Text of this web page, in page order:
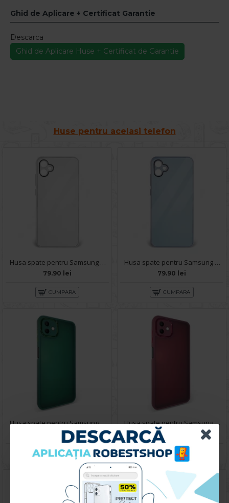
Ghid de Aplicare + Certificat Garantie
Descarca
Ghid de Aplicare Huse + Certificat de Garantie
Huse pentru acelasi telefon
Husa spate pentru Samsung Galaxy A04E- Lito Case Alb
79.90 lei
CUMPARA
Husa spate pentru Samsung Galaxy A04E- Lito Case Sierra Bleu
79.90 lei
CUMPARA
Husa spate pentru Samsung Galaxy A04E - Catwalk Case Verde
49.90 lei
CUMPARA
Husa spate pentru Samsung Galaxy A04E - Catwalk Case Visiniu
49.90 lei
CUMPARA